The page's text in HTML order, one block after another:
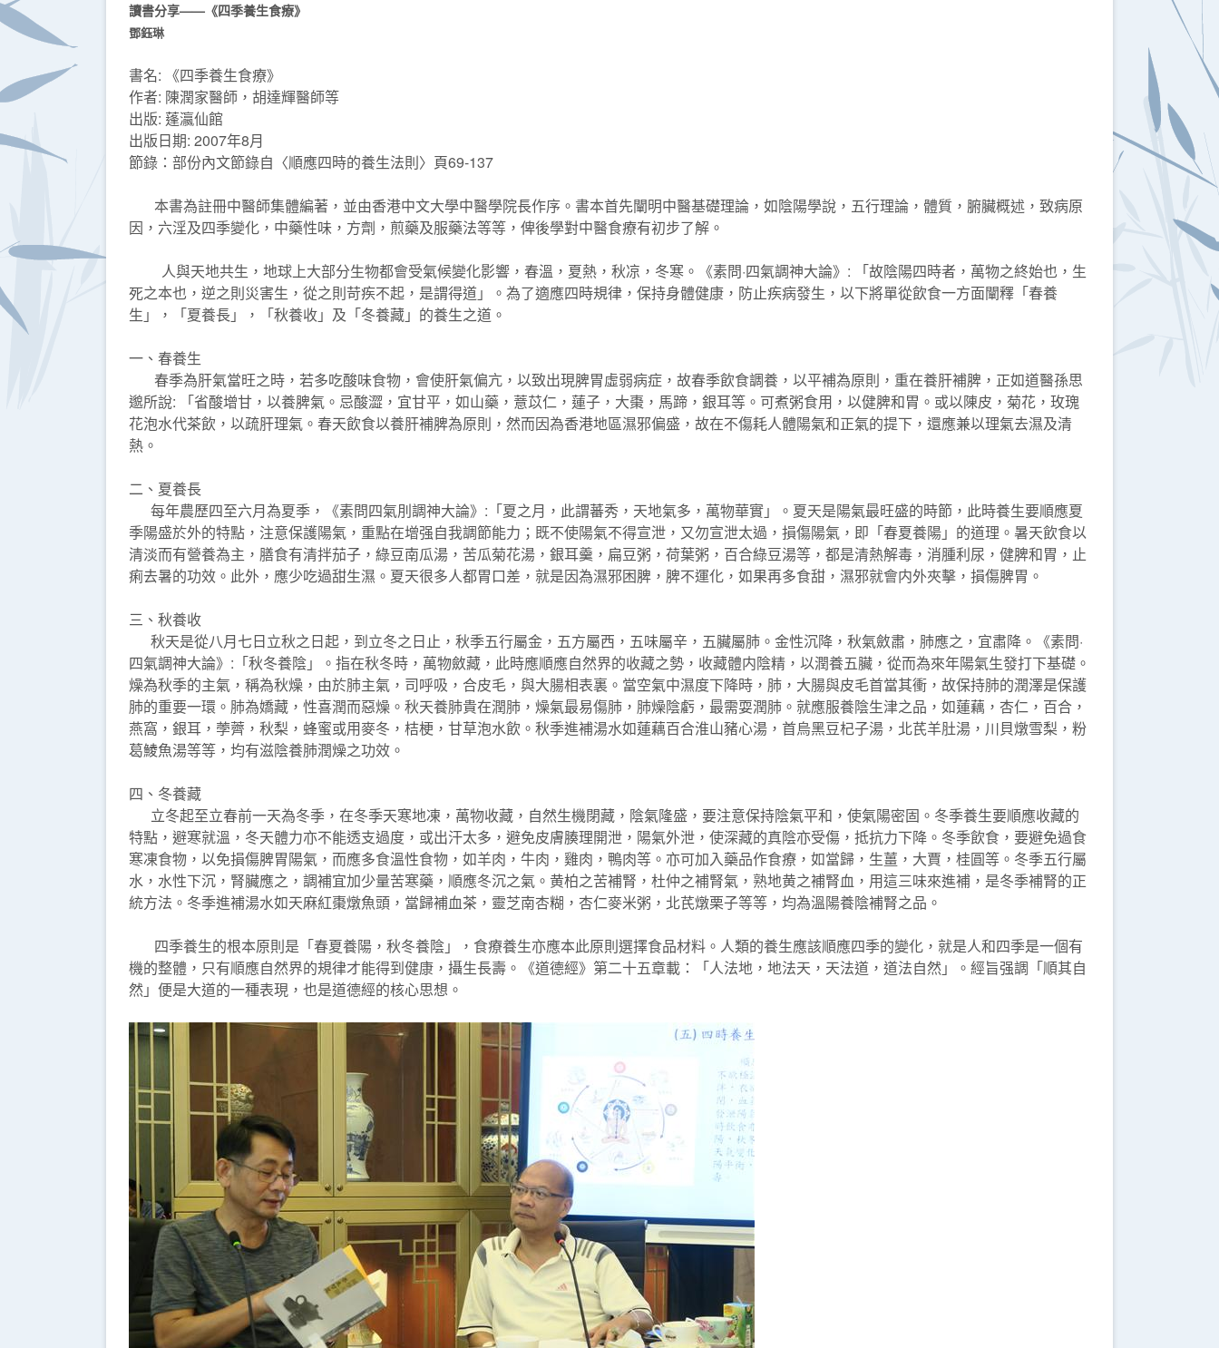
讀書分享——《四季養生食療》
鄧鈺琳
書名: 《四季養生食療》
作者: 陳潤家醫師，胡達輝醫師等
出版: 蓬瀛仙館
出版日期: 2007年8月
節錄：部份內文節錄自〈順應四時的養生法則〉頁69-137
本書為註冊中醫師集體編著，並由香港中文大學中醫學院長作序。書本首先闡明中醫基礎理論，如陰陽學說，五行理論，體質，腑臟概述，致病原
因，六淫及四季變化，中藥性味，方劑，煎藥及服藥法等等，俾後學對中醫食療有初步了解。
人與天地共生，地球上大部分生物都會受氣候變化影響，春溫，夏熱，秋凉，冬寒。《素問·四氣調神大論》: 「故陰陽四時者，萬物之終始也，生
死之本也，逆之則災害生，從之則苛疾不起，是謂得道」。為了適應四時規律，保持身體健康，防止疾病發生，以下將單從飲食一方面闡釋「春養
生」，「夏養長」，「秋養收」及「冬養藏」的養生之道。
一、春養生
春季為肝氣當旺之時，若多吃酸味食物，會使肝氣偏亢，以致出現脾胃虛弱病症，故春季飲食調養，以平補為原則，重在養肝補脾，正如道醫孫思
邈所說: 「省酸增甘，以養脾氣。忌酸澀，宜甘平，如山藥，薏苡仁，蓮子，大棗，馬蹄，銀耳等。可煮粥食用，以健脾和胃。或以陳皮，菊花，玫瑰
花泡水代茶飲，以疏肝理氣。春天飲食以養肝補脾為原則，然而因為香港地區濕邪偏盛，故在不傷耗人體陽氣和正氣的提下，還應兼以理氣去濕及清
熱。
二、夏養長
每年農歷四至六月為夏季，《素問四氣刖調神大論》:「夏之月，此謂蕃秀，天地氣多，萬物華實」。夏天是陽氣最旺盛的時節，此時養生要順應夏
季陽盛於外的特點，注意保護陽氣，重點在增强自我調節能力；既不使陽氣不得宣泄，又勿宣泄太過，損傷陽氣，即「春夏養陽」的道理。暑天飲食以
清淡而有營養為主，膳食有清拌茄子，綠豆南瓜湯，苦瓜菊花湯，銀耳羹，扁豆粥，荷葉粥，百合綠豆湯等，都是清熱解毒，消腫利尿，健脾和胃，止
痢去暑的功效。此外，應少吃過甜生濕。夏天很多人都胃口差，就是因為濕邪困脾，脾不運化，如果再多食甜，濕邪就會内外夾擊，損傷脾胃。
三、秋養收
秋天是從八月七日立秋之日起，到立冬之日止，秋季五行屬金，五方屬西，五味屬辛，五臟屬肺。金性沉降，秋氣斂肅，肺應之，宜肅降。《素問·
四氣調神大論》:「秋冬養陰」。指在秋冬時，萬物斂藏，此時應順應自然界的收藏之勢，收藏體内陰精，以潤養五臟，從而為來年陽氣生發打下基礎。
燥為秋季的主氣，稱為秋燥，由於肺主氣，司呼吸，合皮毛，與大腸相表裏。當空氣中濕度下降時，肺，大腸與皮毛首當其衝，故保持肺的潤澤是保護
肺的重要一環。肺為嬌藏，性喜潤而惡燥。秋天養肺貴在潤肺，燥氣最易傷肺，肺燥陰虧，最需耍潤肺。就應服養陰生津之品，如蓮藕，杏仁，百合，
燕窩，銀耳，荸薺，秋梨，蜂蜜或用麥冬，桔梗，甘草泡水飲。秋季進補湯水如蓮藕百合淮山豬心湯，首烏黑豆杞子湯，北芪羊肚湯，川貝燉雪梨，粉
葛鯪魚湯等等，均有滋陰養肺潤燥之功效。
四、冬養藏
立冬起至立春前一天為冬季，在冬季天寒地凍，萬物收藏，自然生機閉藏，陰氣隆盛，要注意保持陰氣平和，使氣陽密固。冬季養生要順應收藏的
特點，避寒就溫，冬天體力亦不能透支過度，或出汗太多，避免皮膚腠理開泄，陽氣外泄，使深藏的真陰亦受傷，抵抗力下降。冬季飲食，要避免過食
寒凍食物，以免損傷脾胃陽氣，而應多食溫性食物，如羊肉，牛肉，雞肉，鴨肉等。亦可加入藥品作食療，如當歸，生薑，大賈，桂圓等。冬季五行屬
水，水性下沉，腎臟應之，調補宜加少量苦寒藥，順應冬沉之氣。黄柏之苦補腎，杜仲之補腎氣，熟地黄之補腎血，用這三味來進補，是冬季補腎的正
統方法。冬季進補湯水如天麻紅棗燉魚頭，當歸補血茶，靈芝南杏糊，杏仁麥米粥，北芪燉栗子等等，均為溫陽養陰補腎之品。
四季養生的根本原則是「春夏養陽，秋冬養陰」，食療養生亦應本此原則選擇食品材料。人類的養生應該順應四季的變化，就是人和四季是一個有
機的整體，只有順應自然界的規律才能得到健康，攝生長壽。《道德經》第二十五章載：「人法地，地法天，天法道，道法自然」。經旨强調「順其自
然」便是大道的一種表現，也是道德經的核心思想。